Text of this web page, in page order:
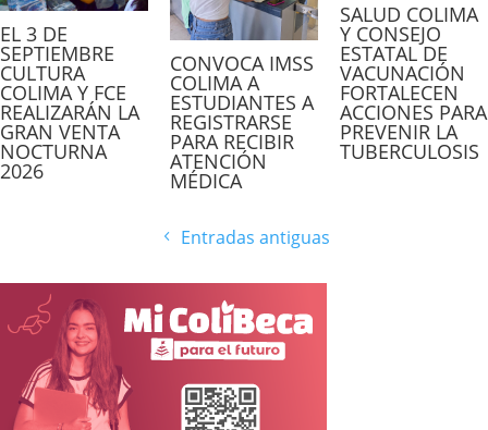
EL 3 DE
SEPTIEMBRE
CULTURA
COLIMA Y FCE
REALIZARÁN LA
GRAN VENTA
NOCTURNA
2026
CONVOCA IMSS
COLIMA A
ESTUDIANTES A
REGISTRARSE
PARA RECIBIR
ATENCIÓN
MÉDICA
SALUD COLIMA
Y CONSEJO
ESTATAL DE
VACUNACIÓN
FORTALECEN
ACCIONES PARA
PREVENIR LA
TUBERCULOSIS
Entradas antiguas